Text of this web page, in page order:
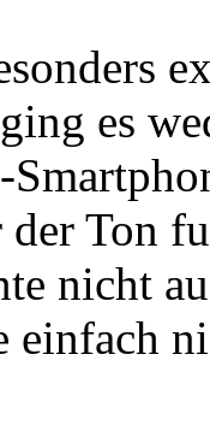
es
Ton
nicht